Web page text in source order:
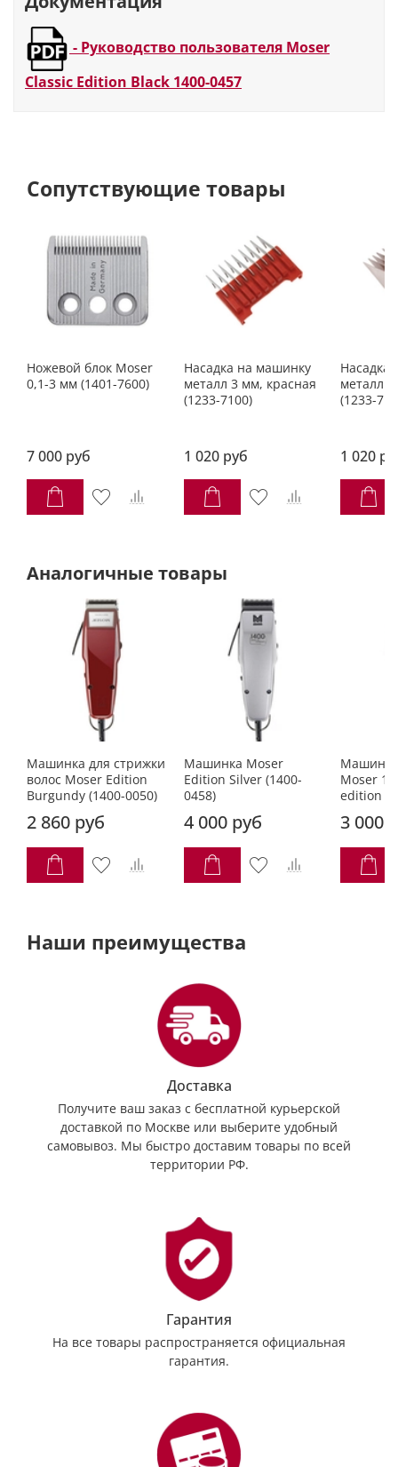
В комплекте
масло • щеточка
Рабочее напряжение
- Руководство пользователя Moser
Classic Edition Black 1400-0457
Сопутствующие товары
Ножевой блок Moser
0,1-3 мм (1401-7600)
7 000 руб
Насадка на машинку
металл 3 мм, красная
(1233-7100)
1 020 руб
Насадка
металл
(1233-
1 020
Аналогичные товары
Машинка для стрижки
волос Moser Edition
Burgundy (1400-0050)
2 860 руб
Машинка Moser
Edition Silver (1400-
0458)
4 000 руб
Moser
edition
3 000
Наши преимущества
Доставка
Получите ваш заказ с бесплатной курьерской
доставкой по Москве или выберите удобный
самовывоз. Мы быстро доставим товары по всей
территории РФ.
Гарантия
На все товары распространяется официальная
гарантия.